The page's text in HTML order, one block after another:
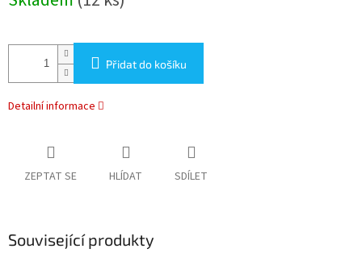
cena:
Přidat do košíku
Detailní informace
ZEPTAT SE HLÍDAT SDÍLET
Související produkty